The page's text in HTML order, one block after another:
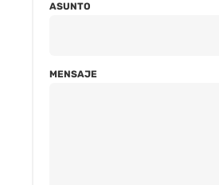
ASUNTO
MENSAJE